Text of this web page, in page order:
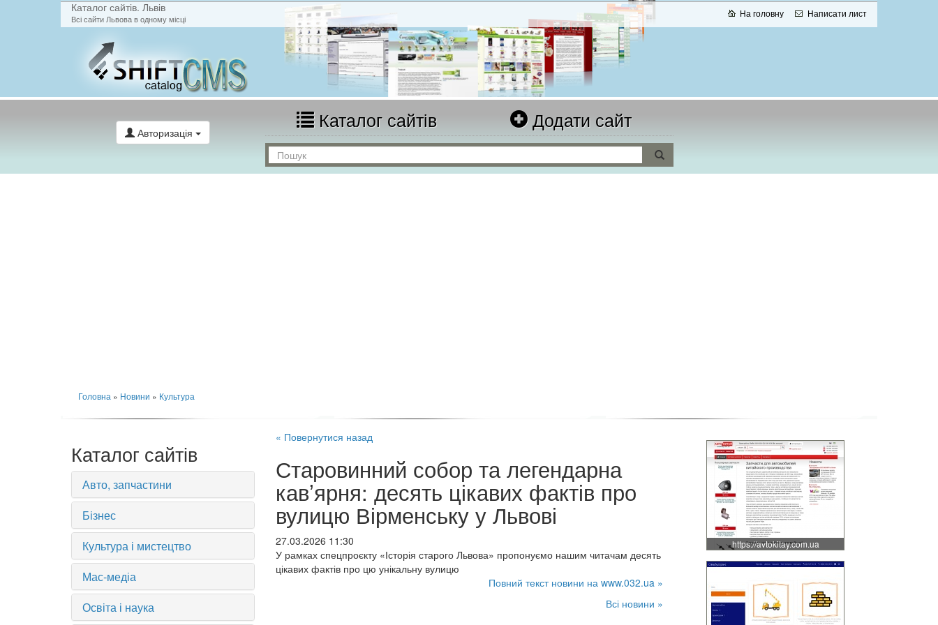
Каталог сайтів. Львів
Всі сайти Львова в одному місці На головну Написати лист
Авторизація
Каталог сайтів Додати сайт
Головна » Новини » Культура
Каталог сайтів
Авто, запчастини
Бізнес
Культура і мистецтво
Мас-медіа
Освіта і наука
« Повернутися назад
Старовинний собор та легендарна
кавʼярня: десять цікавих фактів про
вулицю Вірменську у Львові
27.03.2026 11:30
У рамках спецпроєкту «Історія старого Львова» пропонуємо нашим читачам десять
цікавих фактів про цю унікальну вулицю
Повний текст новини на www.032.ua »
Всі новини »
https://avtokitay.com.ua